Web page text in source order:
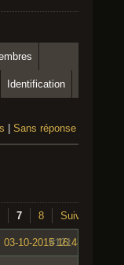
Identification
Sans réponse
7 8 Suivant
#121
03-10-2015 16:48:58